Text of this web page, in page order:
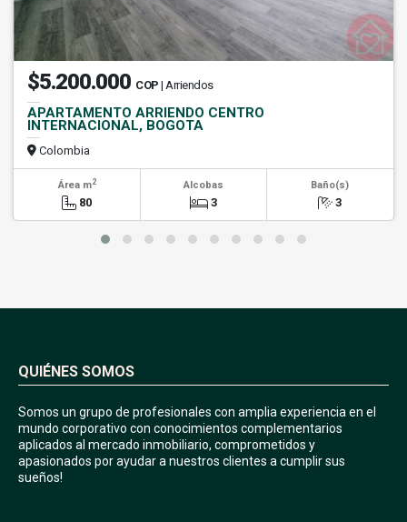
$5.200.000 COP | Arriendos
APARTAMENTO ARRIENDO CENTRO
INTERNACIONAL, BOGOTA
Colombia
Área m2
80
Alcobas
3
Baño(s)
3
QUIÉNES SOMOS
Somos un grupo de profesionales con amplia experiencia en el
mundo corporativo con conocimientos complementarios
aplicados al mercado inmobiliario, comprometidos y
apasionados por ayudar a nuestros clientes a cumplir sus
sueños!